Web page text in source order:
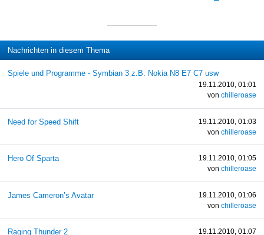
Nachrichten in diesem Thema
Spiele und Programme - Symbian 3 z.B. Nokia N8 E7 C7 usw
19.11.2010, 01:01
vonchilleroase
Need for Speed Shift
19.11.2010, 01:03
vonchilleroase
Hero Of Sparta
19.11.2010, 01:05
vonchilleroase
James Cameron’s Avatar
19.11.2010, 01:06
vonchilleroase
Raging Thunder 2
19.11.2010, 01:07